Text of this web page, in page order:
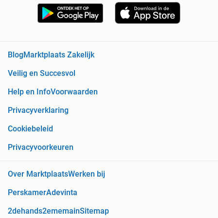
Blog Marktplaats Zakelijk
Veilig en Succesvol
Help en InfoVoorwaarden
Privacyverklaring
Cookiebeleid
Privacyvoorkeuren
Over MarktplaatsWerken bij
PerskamerAdevinta
2dehands2ememainSitemap